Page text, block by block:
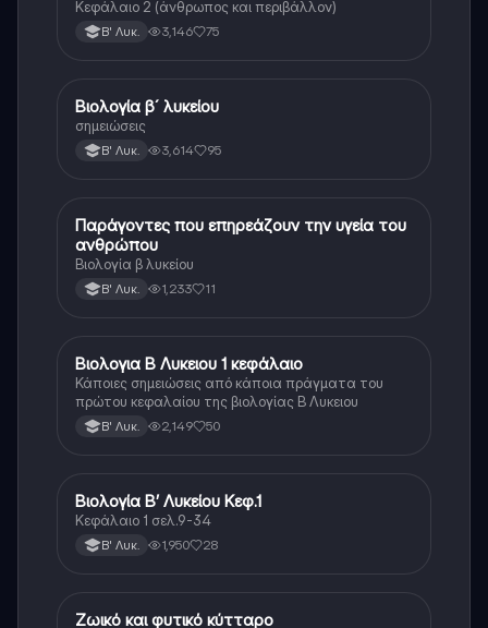
Κεφάλαιο 2 (άνθρωπος και περιβάλλον)
Β' Λυκ. 3,146 75
Βιολογία
Βιολογία β´ λυκείου
σημειώσεις
Β' Λυκ. 3,614 95
Βιολογία
Παράγοντες που επηρεάζουν την υγεία του
ανθρώπου
Βιολογία β λυκείου
Β' Λυκ. 1,233 11
Βιολογία
Βιολογια Β Λυκειου 1 κεφάλαιο
Κάποιες σημειώσεις από κάποια πράγματα του
πρώτου κεφαλαίου της βιολογίας Β Λυκειου
Β' Λυκ. 2,149 50
Βιολογία
Βιολογία Β’ Λυκείου Κεφ.1
Κεφάλαιο 1 σελ.9-34
Β' Λυκ. 1,950 28
Βιολογία
Ζωικό και φυτικό κύτταρο